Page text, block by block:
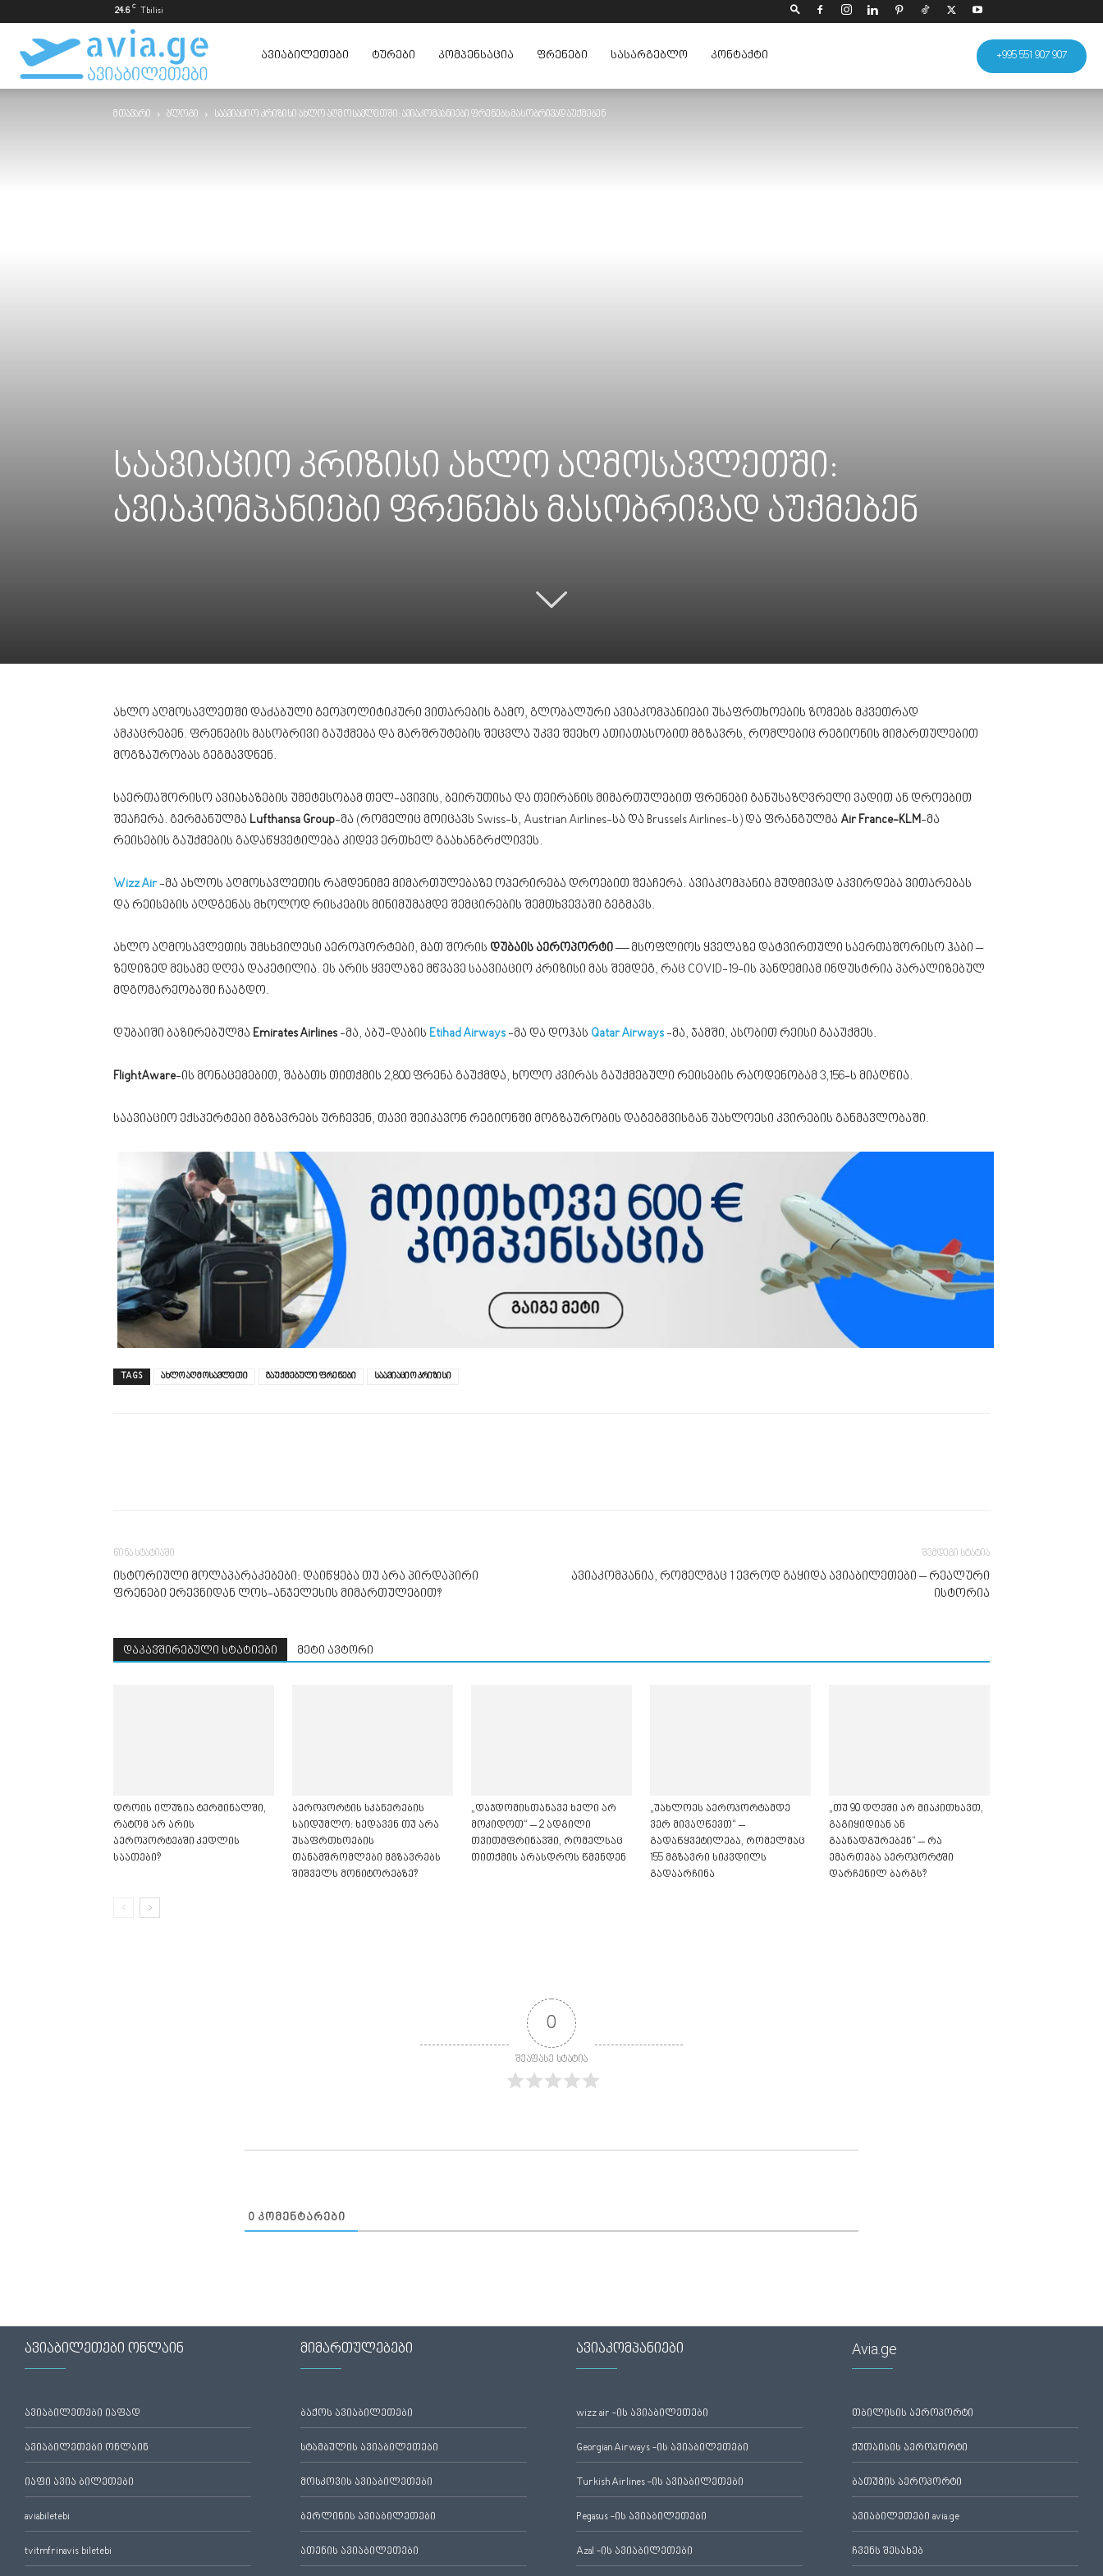
24.6 C Tbilisi
+995 551 907 907
ავიაბილეთები
ყველაზე
ᲐᲕᲘᲐᲑᲘᲚᲔᲗᲔᲑᲘ ᲢᲣᲠᲔᲑᲘ ᲙᲝᲛᲞᲔᲜᲡᲐᲪᲘᲐ ᲤᲠᲔᲜᲔᲑᲘ ᲡᲐᲡᲐᲠᲒᲔᲑᲚᲝ ᲙᲝᲜᲢᲐᲥᲢᲘ
მთავარი ბლოგი საავიაციო კრიზისი ახლო აღმოსავლეთში: ავიაკომპანიები ფრენებს მასობრივად აუქმებენ
საავიაციო კრიზისი ახლო აღმოსავლეთში:
ავიაკომპანიები ფრენებს მასობრივად აუქმებენ
ახლო აღმოსავლეთში დაძაბული გეოპოლიტიკური ვითარების გამო, გლობალური ავიაკომპანიები უსაფრთხოების ზომებს მკვეთრად
ამკაცრებენ. ფრენების მასობრივი გაუქმება და მარშრუტების შეცვლა უკვე შეეხო ათიათასობით მგზავრს, რომლებიც რეგიონის მიმართულებით
მოგზაურობას გეგმავდნენ.
საერთაშორისო ავიახაზების უმეტესობამ თელ-ავივის, ბეირუთისა და თეირანის მიმართულებით ფრენები განუსაზღვრელი ვადით ან დროებით
შეაჩერა. გერმანულმა Lufthansa Group-მა (რომელიც მოიცავს Swiss-ს, Austrian Airlines-სა და Brussels Airlines-ს) და ფრანგულმა Air France-KLM-მა
რეისების გაუქმების გადაწყვეტილება კიდევ ერთხელ გაახანგრძლივეს.
Wizz Air-მა ახლოს აღმოსავლეთის რამდენიმე მიმართულებაზე ოპერირება დროებით შეაჩერა. ავიაკომპანია მუდმივად აკვირდება ვითარებას
და რეისების აღდგენას მხოლოდ რისკების მინიმუმამდე შემცირების შემთხვევაში გეგმავს.
ახლო აღმოსავლეთის უმსხვილესი აეროპორტები, მათ შორის დუბაის აეროპორტი— მსოფლიოს ყველაზე დატვირთული საერთაშორისო ჰაბი –
ზედიზედ მესამე დღეა დაკეტილია. ეს არის ყველაზე მწვავე საავიაციო კრიზისი მას შემდეგ, რაც COVID-19-ის პანდემიამ ინდუსტრია პარალიზებულ
მდგომარეობაში ჩააგდო.
დუბაიში ბაზირებულმა Emirates Airlines -მა, აბუ-დაბის Etihad Airways -მა და დოჰას Qatar Airways -მა, ჯამში, ასობით რეისი გააუქმეს.
FlightAware-ის მონაცემებით, შაბათს თითქმის 2,800 ფრენა გაუქმდა, ხოლო კვირას გაუქმებული რეისების რაოდენობამ 3,156-ს მიაღწია.
საავიაციო ექსპერტები მგზავრებს ურჩევენ, თავი შეიკავონ რეგიონში მოგზაურობის დაგეგმვისგან უახლოესი კვირების განმავლობაში.
TAGS ახლო აღმოსავლეთი გაუქმებული ფრენები საავიაციო კრიზისი
წინა სტატიაში
ისტორიული მოლაპარაკებები: დაიწყება თუ არა პირდაპირი
ფრენები ერევნიდან ლოს-ანჯელესის მიმართულებით?
შემდეგი სტატია
ავიაკომპანია, რომელმაც 1 ევროდ გაყიდა ავიაბილეთები – რეალური
ისტორია
დაკავშირებული სტატიები მეტი ავტორი
დროის ილუზია ტერმინალში,
რატომ არ არის
აეროპორტებში კედლის
საათები?
აეროპორტის სკანერების
საიდუმლო: ხედავენ თუ არა
უსაფრთხოების
თანამშრომლები მგზავრებს
შიშველს მონიტორებზე?
„დაჯდომისთანავე ხელი არ
მოკიდოთ“ – 2 ადგილი
თვითმფრინავში, რომელსაც
თითქმის არასდროს წმენდენ
„უახლოეს აეროპორტამდე
ვერ მივაღწევთ“ –
გადაწყვეტილება, რომელმაც
155 მგზავრი სიკვდილს
გადაარჩინა
„თუ 90 დღეში არ მიაკითხავთ,
გაგიყიდიან ან
გაანადგურებენ“ – რა
ემართება აეროპორტში
დარჩენილ ბარგს?
0
შეაფასე სტატია
0 ᲙᲝᲛᲔᲜᲢᲐᲠᲔᲑᲘ
ავიაბილეთები ონლაინ
ავიაბილეთები იაფად
ავიაბილეთები ონლაინ
იაფი ავია ბილეთები
aviabiletebi
tvitmfrinavis biletebi
მიმართულებები
ბაქოს ავიაბილეთები
სტამბულის ავიაბილეთები
მოსკოვის ავიაბილეთები
ბერლინის ავიაბილეთები
ათენის ავიაბილეთები
ავიაკომპანიები
wizz air -ის ავიაბილეთები
Georgian Airways -ის ავიაბილეთები
Turkish Airlines -ის ავიაბილეთები
Pegasus -ის ავიაბილეთები
Azal -ის ავიაბილეთები
Avia.ge
თბილისის აეროპორტი
ქუთაისის აეროპორტი
ბათუმის აეროპორტი
ავიაბილეთები avia.ge
ჩვენს შესახებ